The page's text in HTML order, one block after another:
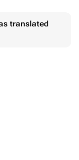
translated